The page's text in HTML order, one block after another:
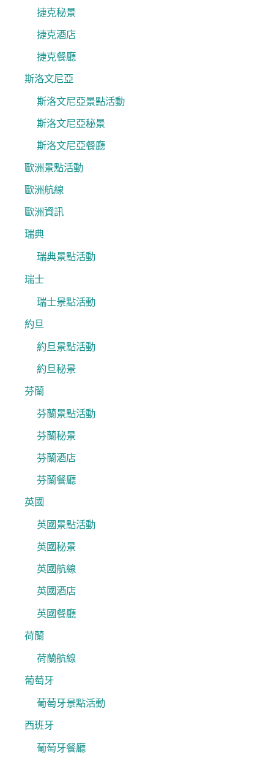
捷克秘景
捷克酒店
捷克餐廳
斯洛文尼亞
斯洛文尼亞景點活動
斯洛文尼亞秘景
斯洛文尼亞餐廳
歐洲景點活動
歐洲航線
歐洲資訊
瑞典
瑞典景點活動
瑞士
瑞士景點活動
約旦
約旦景點活動
約旦秘景
芬蘭
芬蘭景點活動
芬蘭秘景
芬蘭酒店
芬蘭餐廳
英國
英國景點活動
英國秘景
英國航線
英國酒店
英國餐廳
荷蘭
荷蘭航線
葡萄牙
葡萄牙景點活動
西班牙
葡萄牙餐廳